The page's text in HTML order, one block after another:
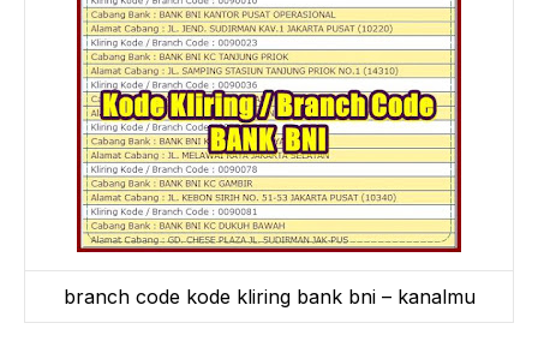
branch code kode kliring bank bni – kanalmu